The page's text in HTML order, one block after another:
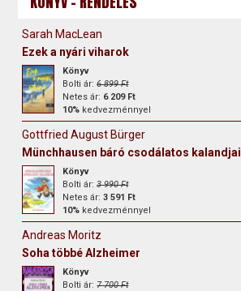
Sarah MacLean
Ezek a nyári viharok
Könyv
Bolti ár:6 899 Ft
Netes ár: 6 209 Ft
10% kedvezménnyel
Gottfried August Bürger
Münchhausen báró csodálatos kalandjai
Könyv
Bolti ár:3 990 Ft
Netes ár:3 591 Ft
10% kedvezménnyel
Andreas Moritz
Soha többé Alzheimer
Könyv
Bolti ár:7 700 Ft